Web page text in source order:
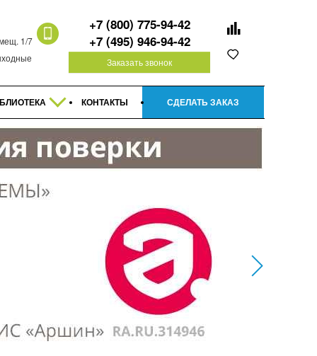
1/7
+7 (800) 775-94-42
+7 (495) 946-94-42
Заказать звонок
КОНТАКТЫ СДЕЛАТЬ ЗАКАЗ